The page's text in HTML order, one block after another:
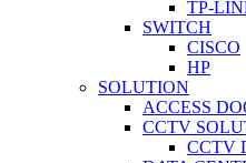
TP-
SWITCH
CISCO
HP
SOLUTION
ACCESS
CCTV
CCTV